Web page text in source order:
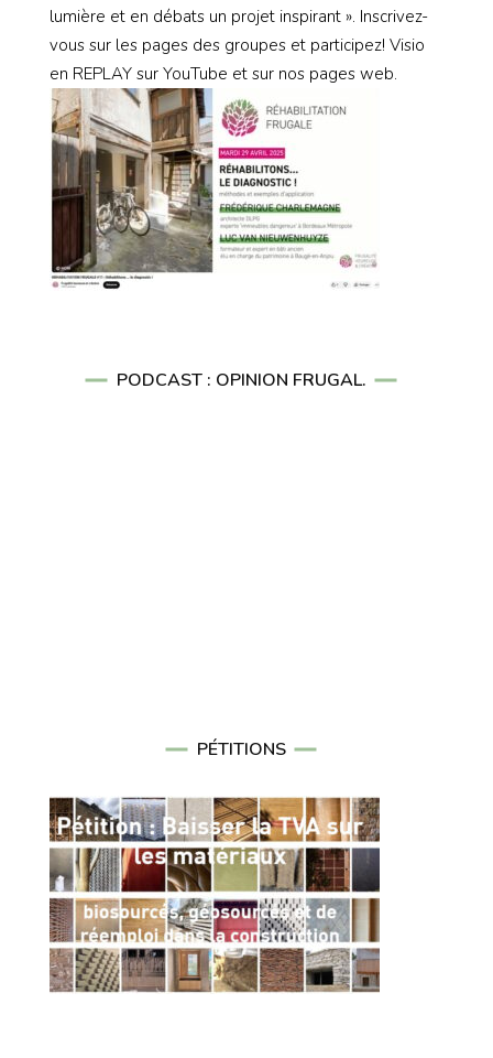
lumière et en débats un projet inspirant ». Inscrivez-
vous sur les pages des groupes et participez! Visio
en REPLAY sur YouTube et sur nos pages web.
PODCAST : OPINION FRUGAL.
PÉTITIONS